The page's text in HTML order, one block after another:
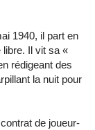
1940, il part en
Il vit sa «
rédigeant des
la nuit pour
de joueur-